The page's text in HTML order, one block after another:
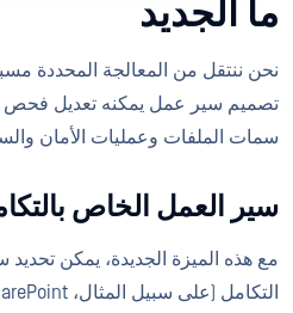
ما الجديد
نحن ننتقل من المعالجة المحددة
تصميم سير عمل يمكنه تعديل فحص
سمات الملفات وعمليات الأمان
سير العمل الخاص
مع هذه الميزة الجديدة، يمكن تحديد